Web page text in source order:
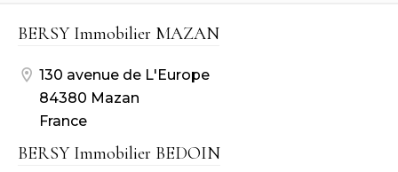
BERSY Immobilier MAZAN
130 avenue de L'Europe
84380 Mazan
France
BERSY Immobilier BEDOIN